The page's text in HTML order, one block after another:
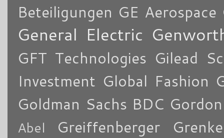
Beteiligungen GE Aerospace
General Electric
GFT Technologies Gilead
Investment Global Fashion
Goldman Sachs BDC
Abel Greiffenberger
Grenke